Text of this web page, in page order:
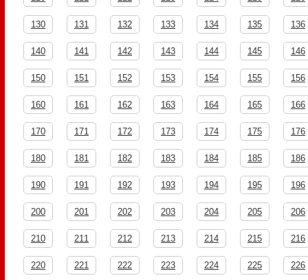
130 131 132 133 134 135 136
140 141 142 143 144 145 146
150 151 152 153 154 155 156
160 161 162 163 164 165 166
170 171 172 173 174 175 176
180 181 182 183 184 185 186
190 191 192 193 194 195 196
200 201 202 203 204 205 206
210 211 212 213 214 215 216
220 221 222 223 224 225 226